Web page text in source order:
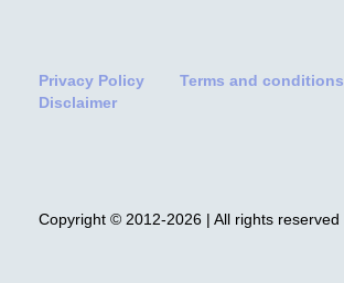
Privacy Policy
Terms and conditions
Disclaimer
Copyright © 2012-2026 | All rights reserved